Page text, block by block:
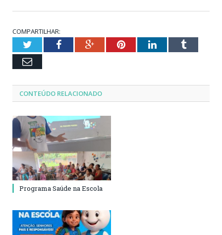
COMPARTILHAR:
TwitterFacebookGoogle+PinterestLinkedInTumblr
Email
CONTEÚDO RELACIONADO
Programa Saúde na Escola